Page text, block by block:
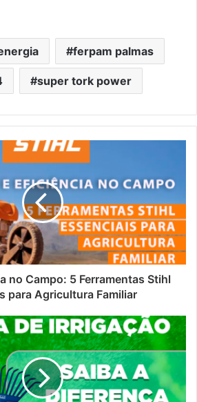
ferpam palmas
super tork power
no Campo: 5 Ferramentas Stihl
para Agricultura Familiar